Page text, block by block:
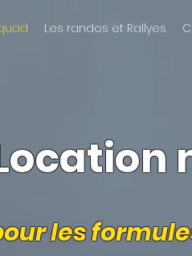
Les randos et Rallyes
les